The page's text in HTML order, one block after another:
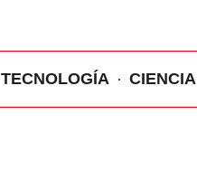
TECNOLOGÍA CIENCIA